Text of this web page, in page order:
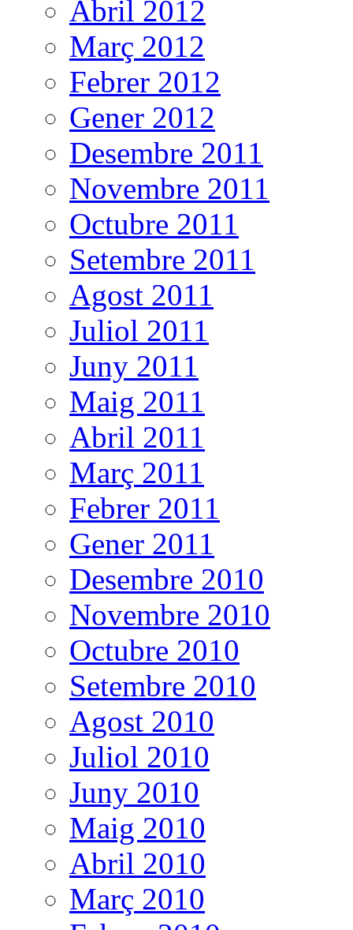
Abril 2012
Març 2012
Febrer 2012
Gener 2012
Desembre 2011
Novembre 2011
Octubre 2011
Setembre 2011
Agost 2011
Juliol 2011
Juny 2011
Maig 2011
Abril 2011
Març 2011
Febrer 2011
Gener 2011
Desembre 2010
Novembre 2010
Octubre 2010
Setembre 2010
Agost 2010
Juliol 2010
Juny 2010
Maig 2010
Abril 2010
Març 2010